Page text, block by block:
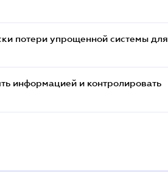
потери упрощенной системы для
информацией и контролировать